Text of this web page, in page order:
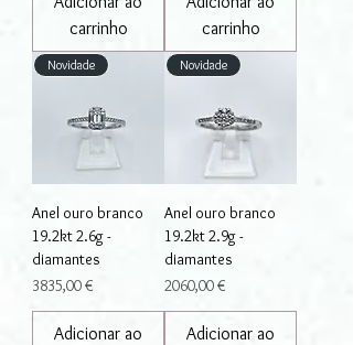
carrinho
carrinho
Novidade
Anel ouro branco
19.2kt 2.6g -
diamantes
Preço
3835,00 €
Adicionar ao
Novidade
Anel ouro branco
19.2kt 2.9g -
diamantes
Preço
2060,00 €
Adicionar ao